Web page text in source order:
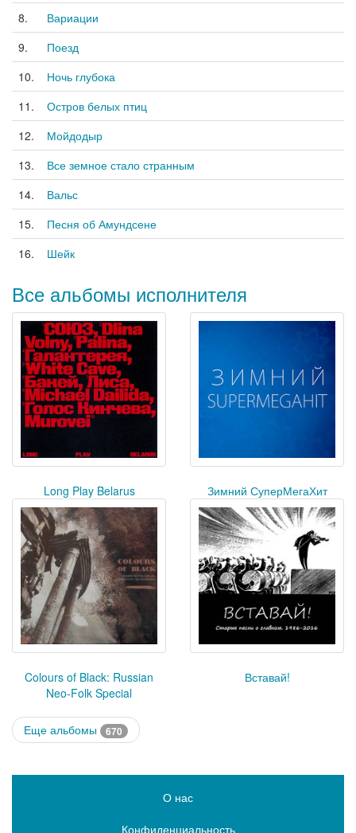
8.
Вариации
9.
Поезд
10.
Ночь глубока
11.
Остров белых птиц
12.
Мойдодыр
13.
Все земное стало странным
14.
Вальс
15.
Песня об Амундсене
16.
Шейк
Все альбомы исполнителя
Long Play Belarus Зимний СуперМегаХит
Colours of Black: Russian
Neo-Folk Special
Вставай!
Еще альбомы 670
О нас
Конфиденциальность